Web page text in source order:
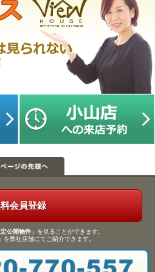
会員登録
定公開物件」 を見ることができます。
を弊社店舗にてご紹介できます。